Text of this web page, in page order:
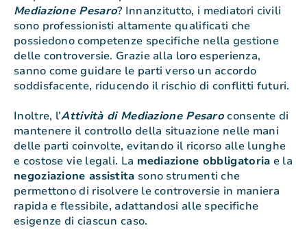
Mediazione Pesaro? Innanzitutto, i mediatori civili
sono professionisti altamente qualificati che
possiedono competenze specifiche nella gestione
delle controversie. Grazie alla loro esperienza,
sanno come guidare le parti verso un accordo
soddisfacente, riducendo il rischio di conflitti futuri.
Inoltre, l’Attività di Mediazione Pesaroconsente di
mantenere il controllo della situazione nelle mani
delle parti coinvolte, evitando il ricorso alle lunghe
e costose vie legali. La mediazione obbligatoria e la
negoziazione assistita sono strumenti che
permettono di risolvere le controversie in maniera
rapida e flessibile, adattandosi alle specifiche
esigenze di ciascun caso.